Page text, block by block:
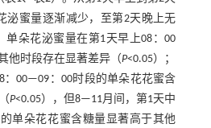
泌蜜量逐渐减少，至第2天晚上无
朵花泌蜜量在第1天早上08：00
他时段存在显著差异（P<0.05）；
00—09：00时段的单朵花花蜜含
P<0.05），但8—11月间，第1天中
单朵花花蜜含糖量显著高于其他